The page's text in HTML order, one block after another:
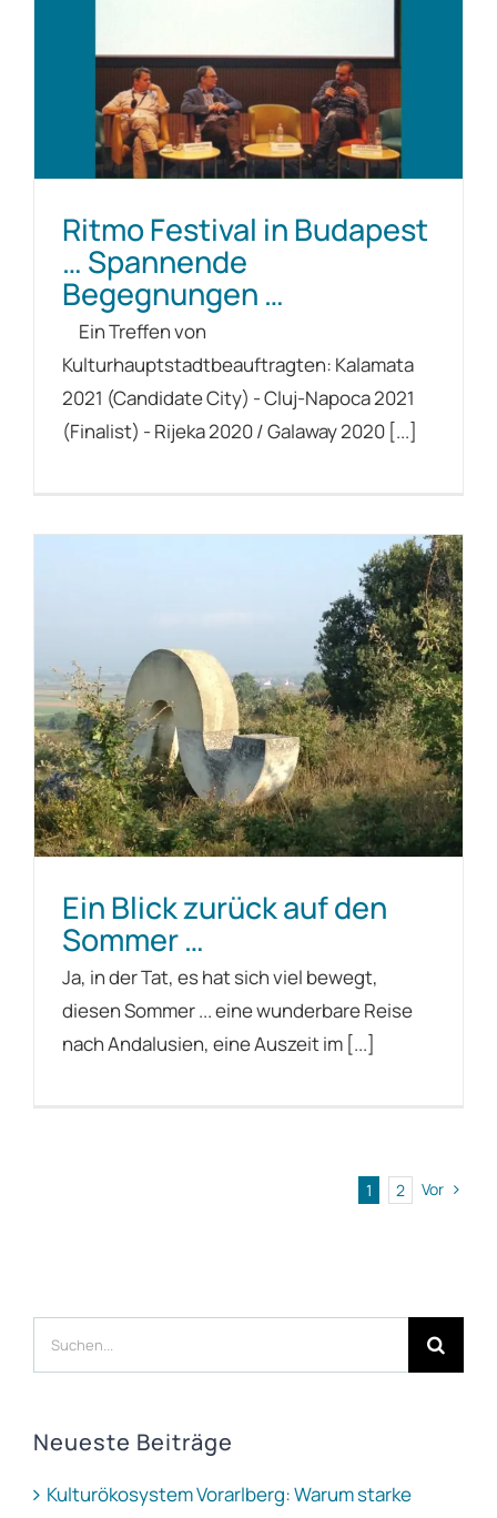
Ritmo Festival in Budapest
… Spannende
Begegnungen …
Ein Treffen von
Kulturhauptstadtbeauftragten: Kalamata
2021 (Candidate City) - Cluj-Napoca 2021
(Finalist) - Rijeka 2020 / Galaway 2020 [...]
Ein Blick zurück auf den
Sommer …
Ja, in der Tat, es hat sich viel bewegt,
diesen Sommer ... eine wunderbare Reise
nach Andalusien, eine Auszeit im [...]
1 2 Vor
nach:
Neueste Beiträge
Kulturökosystem Vorarlberg: Warum starke